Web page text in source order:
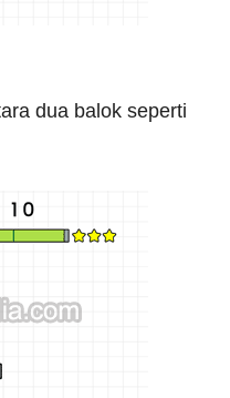
dua balok seperti